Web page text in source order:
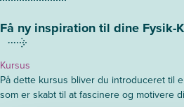
Få ny inspiration til dine Fysik-
Kursus
På dette kursus bliver du introduceret til
som er skabt til at fascinere og motivere